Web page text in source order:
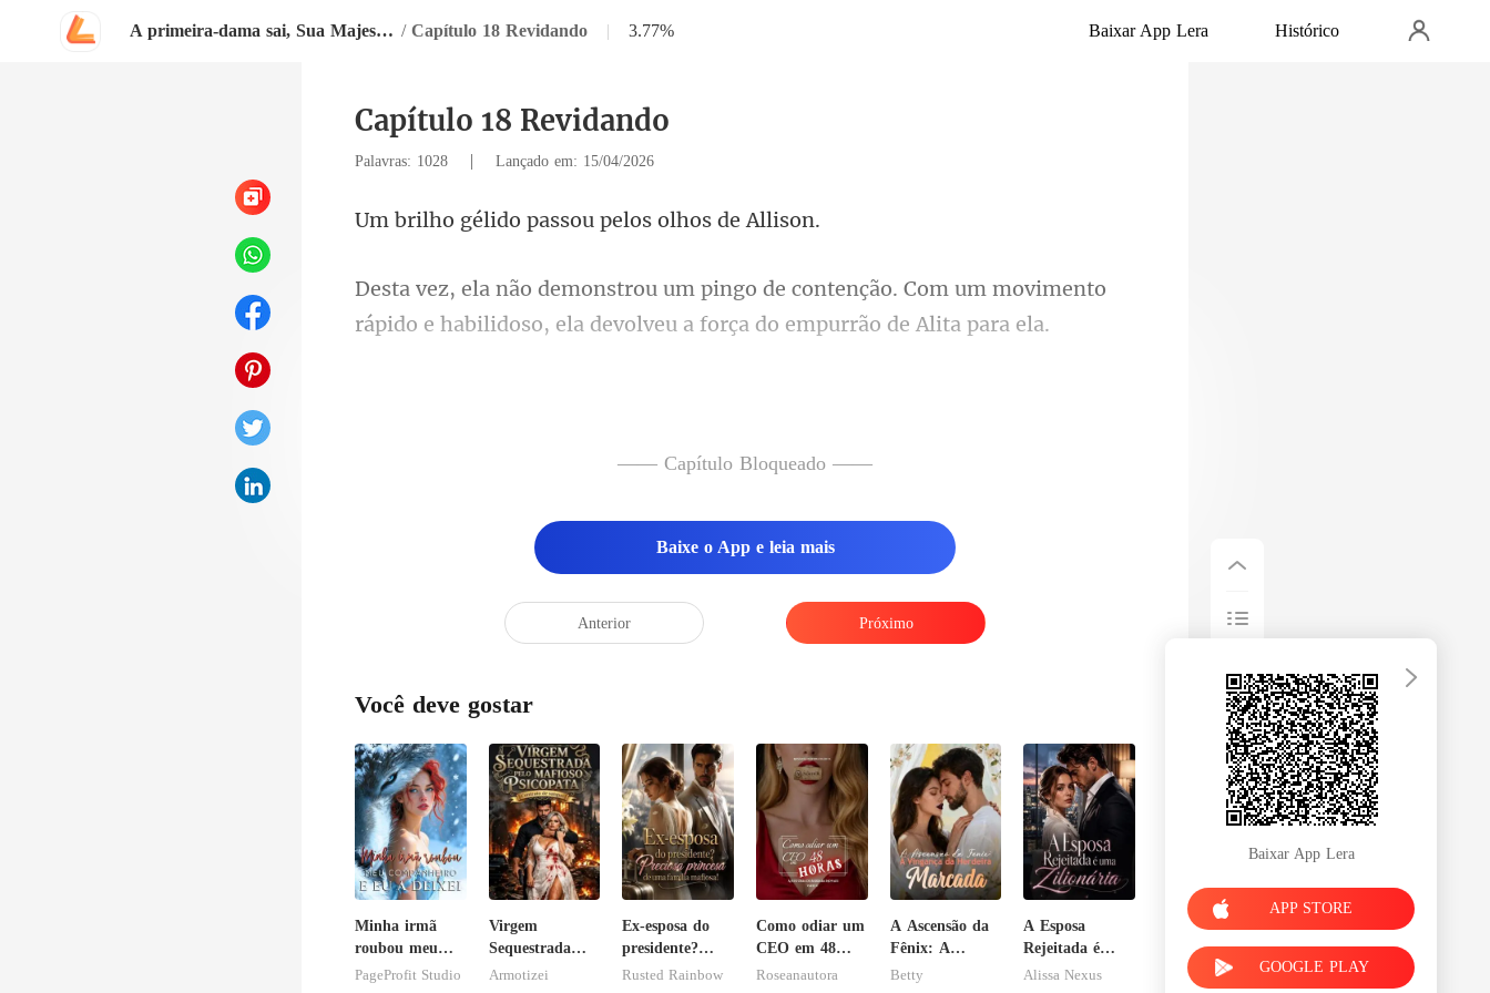
A primeira-dama sai, Sua Majestade chega / Capítulo 18 Revidando | 3.77% Baixar App Lera Histórico
Capítulo 18 Revidando
Palavras: 1028 | Lançado em: 15/04/2026
passou pelos ol
nção. Com um movimento
rápido e habilidoso, ela
—— Capítulo Bloqueado ——
Baixe o App e leia mais
Anterior Próximo
Você deve gostar
Minha irmã
roubou meu
companheiro e
PageProfit Studio
Virgem
Sequestrada
pelo Mafioso
Armotizei
Ex-esposa do
presidente?
Preciosa
Rusted Rainbow
Como odiar um
CEO em 48
horas
Roseanautora
A Ascensão da
Fênix: A
Vingança da
Betty
A Esposa
Rejeitada é
uma Zilionária
Alissa Nexus
Baixar App Lera
APP STORE
GOOGLE PLAY